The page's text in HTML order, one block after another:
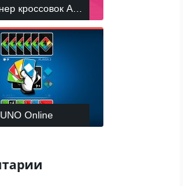
кроссовок Арианы Гранде
UNO Online